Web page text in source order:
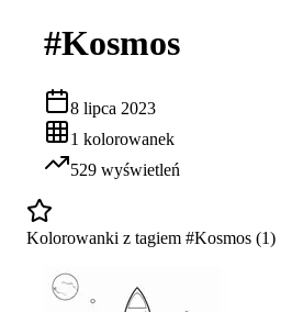
#Kosmos
8 lipca 2023
1 kolorowanek
529 wyświetleń
Kolorowanki z tagiem #Kosmos (1)